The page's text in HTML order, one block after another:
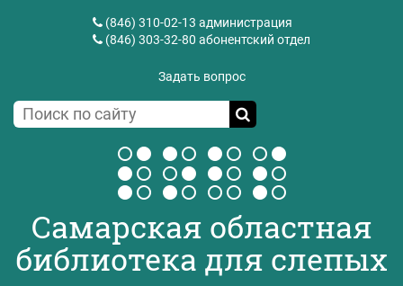
(846) 310-02-13 администрация
(846) 303-32-80 абонентский отдел
Задать вопрос
Самарская областная
библиотека для слепых